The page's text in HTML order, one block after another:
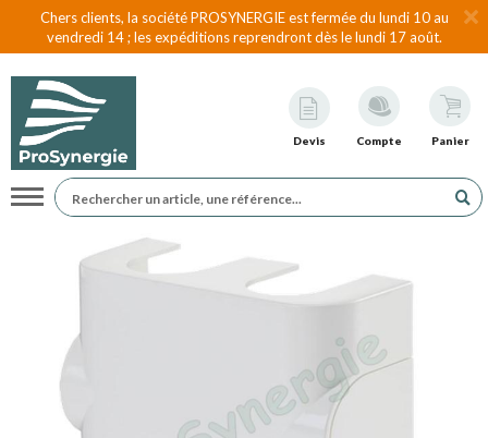
Chers clients, la société PROSYNERGIE est fermée du lundi 10 au
vendredi 14 ; les expéditions reprendront dès le lundi 17 août.
Devis Compte Panier
Navigation